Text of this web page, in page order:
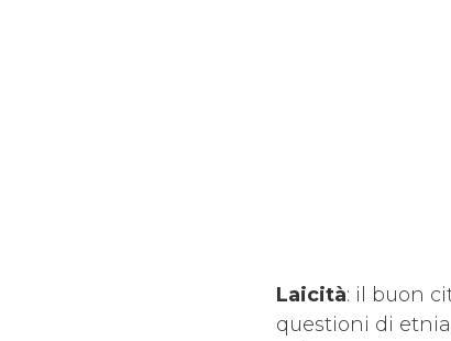
Laicità: il buon
questioni di